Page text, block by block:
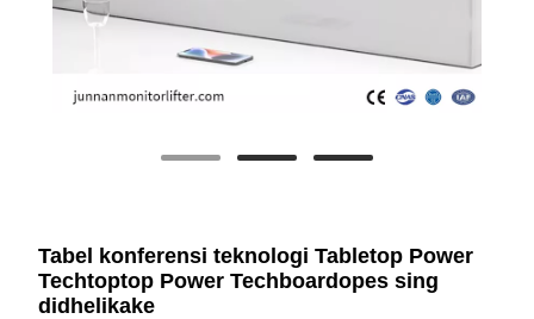
Tabel konferensi teknologi Tabletop Power
Techtoptop Power Techboardopes sing
didhelikake